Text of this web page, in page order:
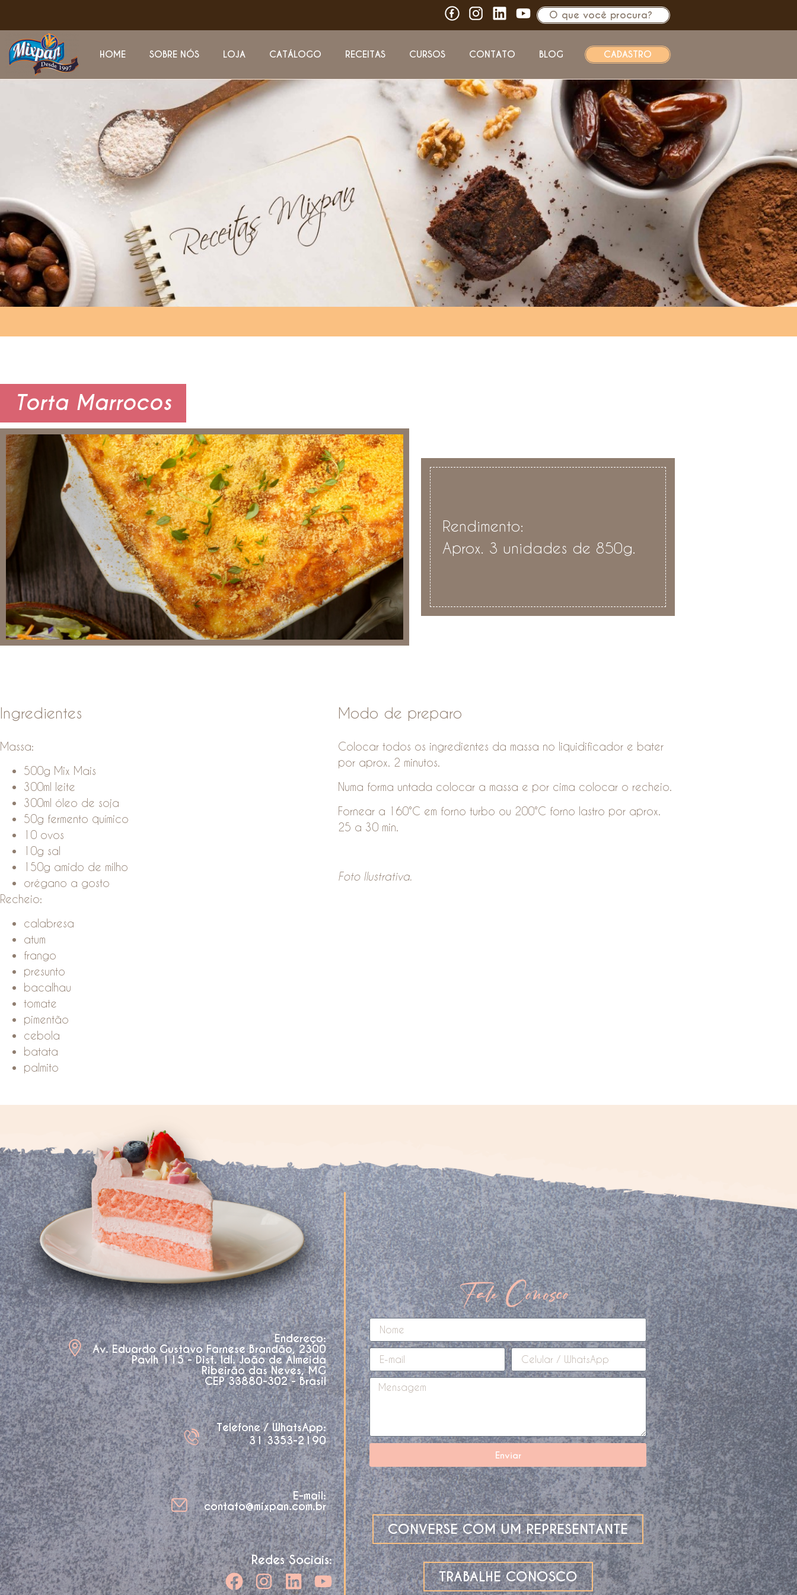
HOME SOBRE NÓS LOJA CATÁLOGO RECEITAS CURSOS CONTATO BLOG CADASTRO
Torta Marrocos
Rendimento:
Aprox. 3 unidades de 850g.
Ingredientes
Massa:
500g Mix Mais
300ml leite
300ml óleo de soja
50g fermento químico
10 ovos
10g sal
150g amido de milho
orégano a gosto
Recheio:
calabresa
atum
frango
presunto
bacalhau
tomate
pimentão
cebola
batata
palmito
Modo de preparo
Colocar todos os ingredientes da massa no liquidificador e bater
por aprox. 2 minutos.
Numa forma untada colocar a massa e por cima colocar o recheio.
Fornear a 160°C em forno turbo ou 200°C forno lastro por aprox.
25 a 30 min.
Foto Ilustrativa.
Endereço:
Av. Eduardo Gustavo Farnese Brandão, 2300
Pavlh 115 - Dist. Idl. João de Almeida
Ribeirão das Neves, MG
CEP 33880-302 - Brasil
Telefone / WhatsApp:
31 3353-2190
E-mail:
contato@mixpan.com.br
Redes Sociais:
Fale Conosco
Enviar
CONVERSE COM UM REPRESENTANTE
TRABALHE CONOSCO